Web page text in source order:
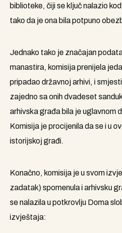
biblioteke, čiji se ključ nalazio
tako da je ona bila potpuno
Jednako tako je značajan
manastira, komisija prenijela
pripadao državnoj arhivi, i
zajedno sa onih dvadeset
arhivska građa bila je uglavnom
Komisija je procijenila da se i u
istorijskoj građi.
Konačno, komisija je u svom
zadatak) spomenula i arhivsku
se nalazila u potkrovlju Doma
izvještaja: